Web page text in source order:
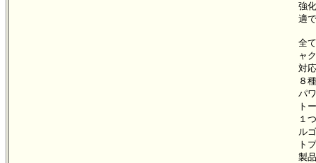
強
適
全
ャ
対
８
パ
ト
１
ル
ト
製